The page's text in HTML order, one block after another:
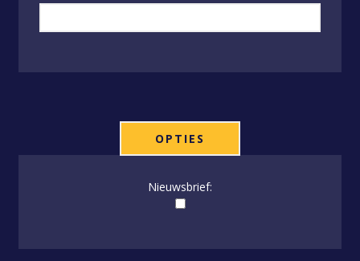
OPTIES
Nieuwsbrief: